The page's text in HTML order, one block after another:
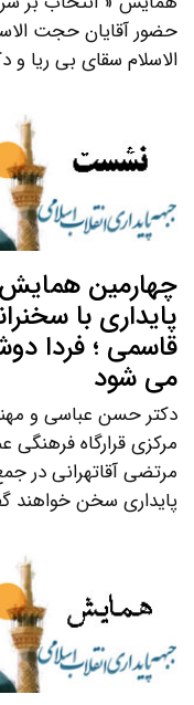
حضور آقایان حجت
الاسلام سقای بی ریا و
چهارمین
پایداری با
قاسمی ؛ فردا
می شود
دکتر حسن عباسی و
مرکزی قرارگاه فرهنگی
مرتضی آقاتهرانی در
پایداری سخن خواهند